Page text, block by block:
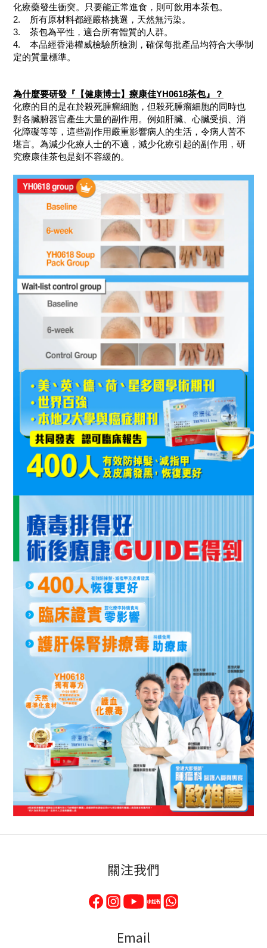
化療藥發生衝突。只要能正常進食，則可飲用本茶包。
2. 所有原材料都經嚴格挑選，天然無污染。
3. 茶包為平性，適合所有體質的人群。
4. 本品經香港權威檢驗所檢測，確保每批產品均符合大學制
定的質量標準。
為什麼要研發『【健康博士】療康佳YH0618茶包』？
化療的目的是在於殺死腫瘤細胞，但殺死腫瘤細胞的同時也
對各臟腑器官產生大量的副作用。例如肝臟、心臟受損、消
化障礙等等，這些副作用嚴重影響病人的生活，令病人苦不
堪言。為減少化療人士的不適，減少化療引起的副作用，研
究療康佳茶包是刻不容緩的。
關注我們
Email